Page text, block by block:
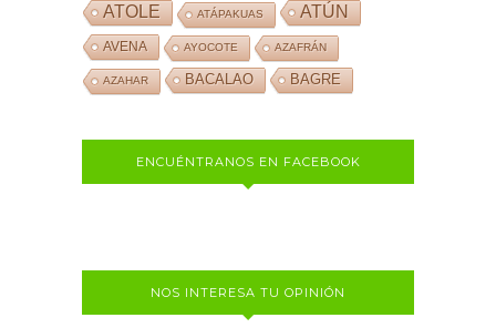
ATOLE ATÁPAKUAS ATÚN
AVENA AYOCOTE AZAFRÁN
AZAHAR BACALAO BAGRE
ENCUÉNTRANOS EN FACEBOOK
NOS INTERESA TU OPINIÓN